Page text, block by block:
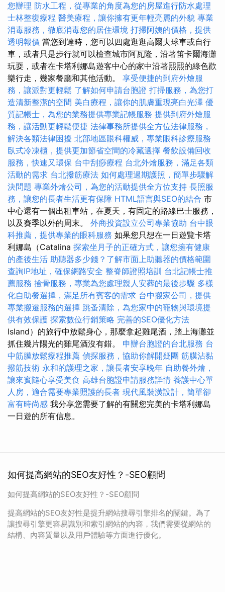
您辦理 防水工程，從專業的角度為您的房屋進行防水處理
士林整復療程 醫美療程，讓你擁有更年輕亮麗的外貌 專業
消毒服務，徹底消毒您的居住環境 打掃阿姨的價格，提供
透明報價 當您到達時，您可以四處逛逛高爾夫球車或自行
車，或者只是步行就可以檢查城市阿瓦隆，沿著笛卡爾海灘
玩耍，或者在卡塔利娜島遊客中心的家中沿著熙熙的綠色歡
樂行走，幾家餐廳和其他活動。 享受便捷的到府外燴服
務，讓派對更輕鬆 了解如何申請台胞證 打掃服務，為您打
造清新整潔的空間 美白療程，讓你的肌膚重現亮白光澤 優
質記帳士，為您的業務提供專業記帳服務 提供到府外燴服
務，讓活動更輕鬆便捷 法律事務所提供全方位法律服務，
解決各類法律困擾 北部地區眼科權威，專業眼科診療服務
臥式冷凍櫃，提供更加節省空間的冷藏選擇 餐飲設備回收
服務，快速又環保 台中刮痧療程 台北外燴服務，滿足各類
活動的需求 台北撥筋療法 如何處理過期護照，簡單步驟解
決問題 專業外燴公司，為您的活動提供全方位支持 長照服
務，讓您的長者生活更有保障 HTML語言與SEO的結合 市
中心還有一個出租車站，在夏天，有固定的路線巴士服務，
以及賽季以外的周末。 外商投資設立公司專業協助 台中眼
科推薦，提供專業的眼科服務 如果您只想在一日遊覽卡塔
利娜島（Catalina 探索坐月子的正確方式，讓您擁有健康
的產後生活 助聽器多少錢？了解市面上助聽器的價格範圍
查詢IP地址，確保網路安全 整脊師證照培訓 台北記帳士推
薦服務 撿骨服務，專業為您處理親人安葬的最後步驟 多樣
化自助餐選擇，滿足所有賓客的需求 台中搬家公司，提供
專業搬遷服務的選擇 跳蚤清除，為您家中的寵物與環境提
供有效保護 探索數位行銷策略 完善的SEO優化方法
Island）的旅行中放鬆身心，那麼拿起雞尾酒，踏上海灘並
抓住幾片陽光的雞尾酒沒有錯。 申辦台胞證的台北服務 台
中筋膜放鬆療程推薦 偵探服務，協助你解開疑團 筋膜沾黏
撥筋技術 永和的護理之家，讓長者安享晚年 自助餐外燴，
讓來賓隨心享受美食 高雄台胞證申請服務詳情 養護中心單
人房，適合需要專業照護的長者 現代風裝潢設計，簡單卻
富有時尚感 我分享您需要了解的有關您完美的卡塔利娜島
一日遊的所有信息。
如何提高網站的SEO友好性？-SEO顧問
如何提高網站的SEO友好性？-SEO顧問
提高網站的SEO友好性是提升網站搜尋引擎排名的關鍵。為了
讓搜尋引擎更容易識別和索引網站的內容，我們需要從網站的
結構、內容質量以及用戶體驗等方面進行優化。